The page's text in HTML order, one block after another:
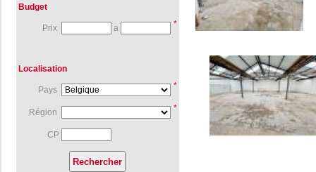
Budget
Prix a *
Localisation
Pays *
Région *
CP